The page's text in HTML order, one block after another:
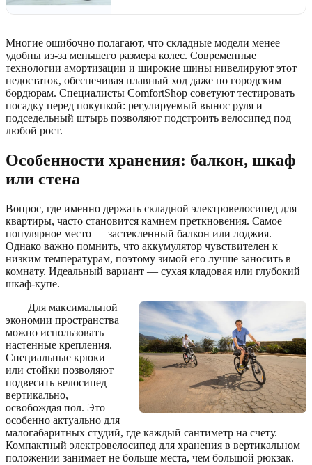
Многие ошибочно полагают, что складные модели менее
удобны из-за меньшего размера колес. Современные
технологии амортизации и широкие шины нивелируют этот
недостаток, обеспечивая плавный ход даже по городским
бордюрам. Специалисты ComfortShop советуют тестировать
посадку перед покупкой: регулируемый вынос руля и
подседельный штырь позволяют подстроить велосипед под
любой рост.
Особенности хранения: балкон, шкаф
или стена
Вопрос, где именно держать складной электровелосипед для
квартиры, часто становится камнем преткновения. Самое
популярное место — застекленный балкон или лоджия.
Однако важно помнить, что аккумулятор чувствителен к
низким температурам, поэтому зимой его лучше заносить в
комнату. Идеальный вариант — сухая кладовая или глубокий
шкаф-купе.
Для максимальной
экономии пространства
можно использовать
настенные крепления.
Специальные крюки
или стойки позволяют
подвесить велосипед
вертикально,
освобождая пол. Это
особенно актуально для
малогабаритных студий, где каждый сантиметр на счету.
Компактный электровелосипед для хранения в вертикальном
положении занимает не больше места, чем большой рюкзак.